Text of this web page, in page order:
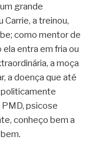
grande
a treinou,
como mentor de
entra em fria ou
a moça
a doença que até
politicamente
psicose
conheço bem a